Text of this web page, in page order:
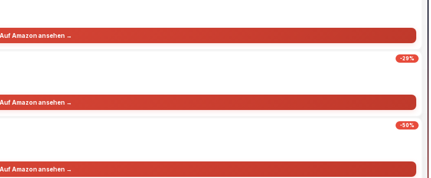
Auf Amazon ansehen →
-29%
Auf Amazon ansehen →
-50%
Auf Amazon ansehen →